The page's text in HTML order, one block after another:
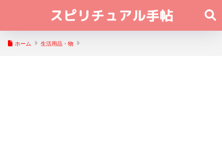
ホーム 生活用品・物